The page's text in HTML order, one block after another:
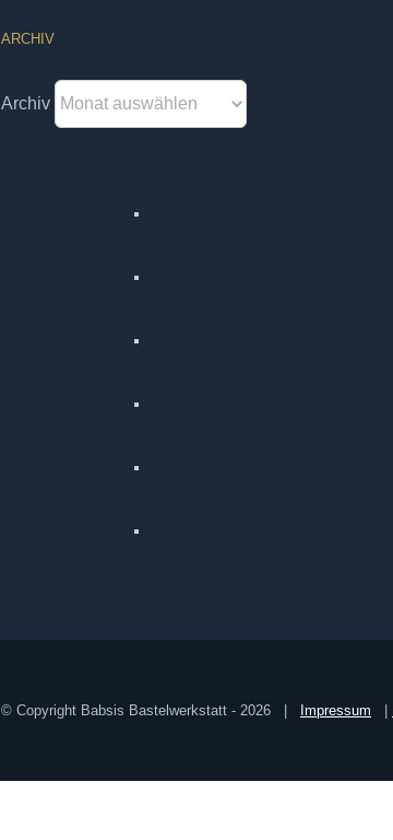
ARCHIV
Archiv
© Copyright Babsis Bastelwerkstatt - 2026 | Impressum